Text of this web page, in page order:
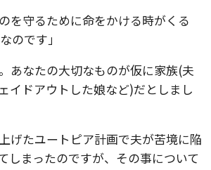
を守るために命をかける時がくる
です」
あなたの大切なものが仮に家族(夫
イドアウトした娘など)だとしまし
げたユートピア計画で夫が苦境に陥
しまったのですが、その事について